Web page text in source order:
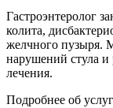
Гастроэнтеролог
колита,
желчного пузыря.
нарушений стула
лечения.
Подробнее об